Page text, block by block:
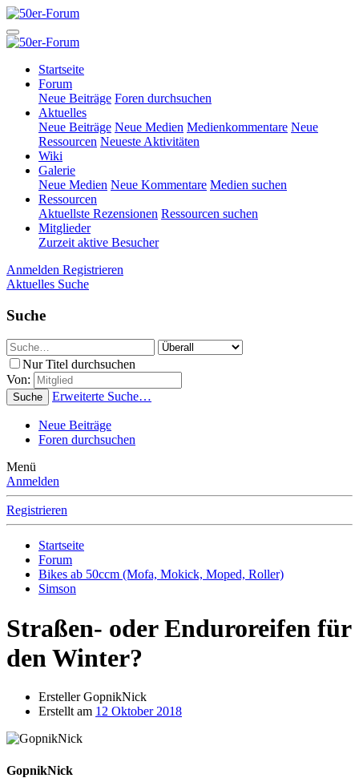
Startseite
Forum
Neue Beiträge Foren durchsuchen
Aktuelles
Neue Beiträge Neue Medien Medienkommentare Neue
Ressourcen Neueste Aktivitäten
Wiki
Galerie
Neue Medien Neue Kommentare Medien suchen
Ressourcen
Aktuellste Rezensionen Ressourcen suchen
Mitglieder
Zurzeit aktive Besucher
Anmelden Registrieren
Aktuelles Suche
Suche
Nur Titel durchsuchen
Von:
Suche Erweiterte Suche…
Neue Beiträge
Foren durchsuchen
Menü
Anmelden
Registrieren
Startseite
Forum
Bikes ab 50ccm (Mofa, Mokick, Moped, Roller)
Simson
Straßen- oder Enduroreifen für
den Winter?
ErstellerGopnikNick
Erstellt am 12 Oktober 2018
GopnikNick